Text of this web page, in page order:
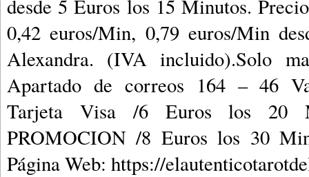
desde 5 Euros los 15 Minutos.
0,42 euros/Min, 0,79 euros/Min
Alexandra. (IVA incluido).Solo
Apartado de correos 164 – 46
Tarjeta Visa /6 Euros los 20
PROMOCION /8 Euros los 30
Página Web: https://